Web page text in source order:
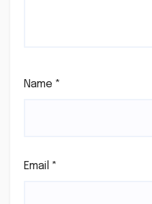
Name *
Email *